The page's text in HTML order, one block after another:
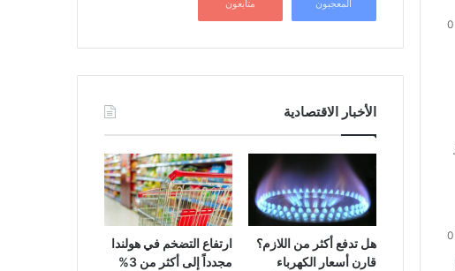
0
0
المعجبون متابعون
الأخبار الاقتصادية
هل تدفع أكثر من اللازم؟
قارن أسعار الكهرباء
ارتفاع التضخم في هولندا
مجدداً إلى أكثر من 3%